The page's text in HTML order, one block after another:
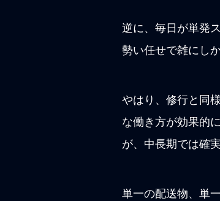
逆に、毎日が単発
勢い任せで雑にし
やはり、修行と同
な働き方が効果的
が、中長期では確
単一の配送物、単